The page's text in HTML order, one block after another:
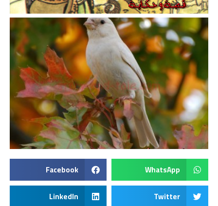
WhatsApp
Facebook
Twitter
LinkedIn